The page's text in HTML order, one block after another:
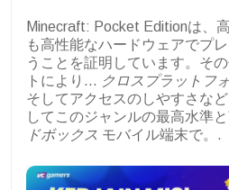
Minecraft: Pocket Editionは、
も高性能なハードウェアでプ
うことを証明しています。そ
トにより… クロスプラットフ
そしてアクセスのしやすさな
してこのジャンルの最高水準
ドボックス モバイル端末で。.